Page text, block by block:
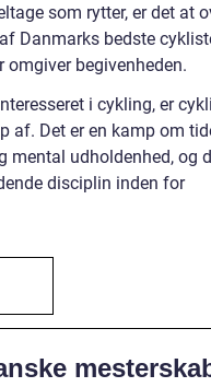
som rytter, er det at
Danmarks bedste
begivenheden.
i cykling, er
af. Det er en kamp om
mental udholdenhed, og
disciplin inden for